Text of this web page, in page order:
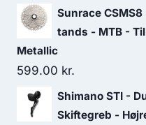
Sunrace
tands - MTB -
Metallic
599.00 kr.
Shimano STI -
Skiftegreb -